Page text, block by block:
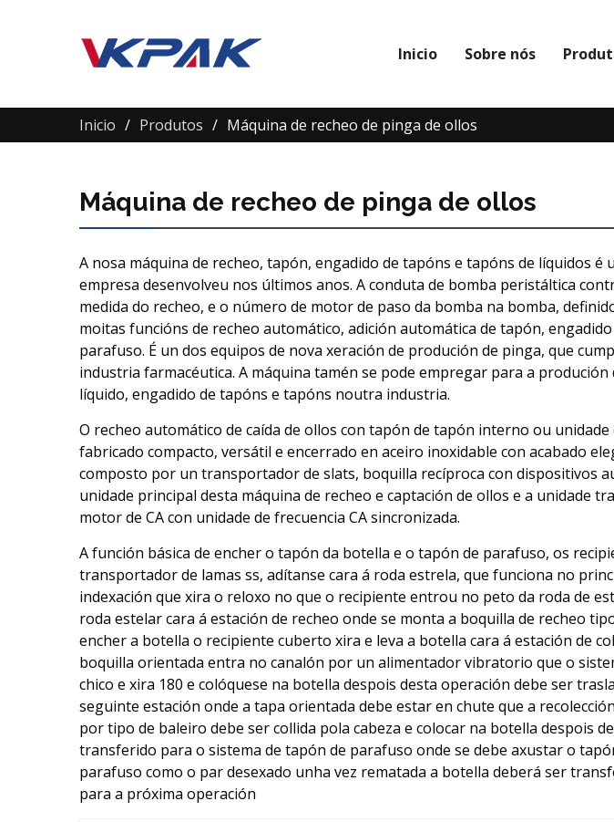
Inicio Sobre nós
Inicio Produtos Máquina de recheo de pinga de ollos
Máquina de recheo de pinga de ollos
A nosa máquina de recheo, tapón, engadido de tapóns e tapóns de líquidos é
empresa desenvolveu nos últimos anos. A conduta de bomba peristáltica
medida do recheo, e o número de motor de paso da bomba na bomba,
moitas funcións de recheo automático, adición automática de tapón,
parafuso. É un dos equipos de nova xeración de produción de pinga, que
industria farmacéutica. A máquina tamén se pode empregar para a produción
líquido, engadido de tapóns e tapóns noutra industria.
O recheo automático de caída de ollos con tapón de tapón interno ou
fabricado compacto, versátil e encerrado en aceiro inoxidable con acabado
composto por un transportador de slats, boquilla recíproca con dispositivos
unidade principal desta máquina de recheo e captación de ollos e a unidade
motor de CA con unidade de frecuencia CA sincronizada.
A función básica de encher o tapón da botella e o tapón de parafuso, os
transportador de lamas ss, adítanse cara á roda estrela, que funciona no
indexación que xira o reloxo no que o recipiente entrou no peto da roda de
roda estelar cara á estación de recheo onde se monta a boquilla de recheo
encher a botella o recipiente cuberto xira e leva a botella cara á estación de
boquilla orientada entra no canalón por un alimentador vibratorio que o
chico e xira 180 e colóquese na botella despois desta operación debe ser
seguinte estación onde a tapa orientada debe estar en chute que a
por tipo de baleiro debe ser collida pola cabeza e colocar na botella despois
transferido para o sistema de tapón de parafuso onde se debe axustar o
parafuso como o par desexado unha vez rematada a botella deberá ser
para a próxima operación